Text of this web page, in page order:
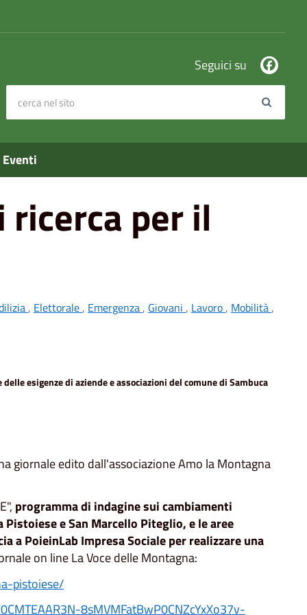
Seguici su
Eventi
ricerca per il
, Elettorale, Emergenza, Giovani , Lavoro, Mobilità,
esigenze di aziende e associazioni del comune di Sambuca
giornale edito dall'associazione Amo la Montagna
programma di indagine sui cambiamenti
e San Marcello Piteglio, e le aree
a PoieinLab Impresa Sociale per realizzare una
on line La Voce delle Montagna:
pistoiese/
8sMVMFatBwP0CNZcYxXo37v-